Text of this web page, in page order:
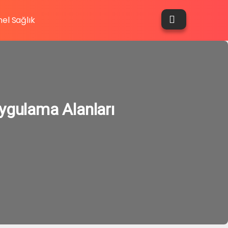
Sağlık
Alanları